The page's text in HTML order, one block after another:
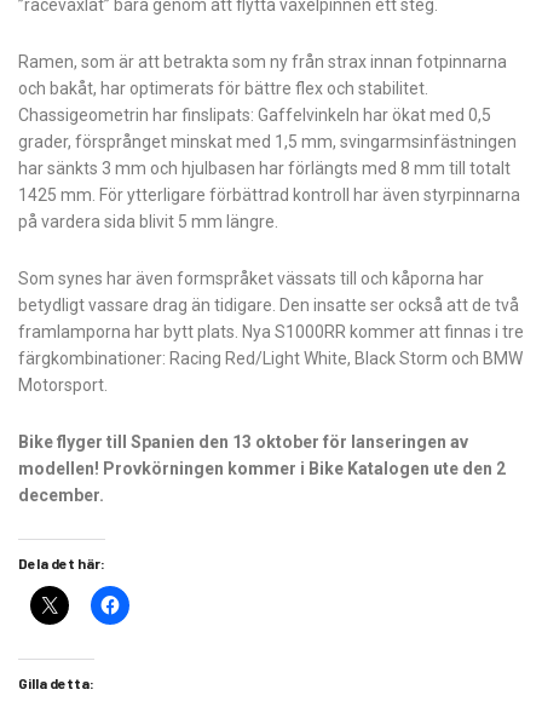
”raceväxlat” bara genom att flytta växelpinnen ett steg.
Ramen, som är att betrakta som ny från strax innan fotpinnarna
och bakåt, har optimerats för bättre flex och stabilitet.
Chassigeometrin har finslipats: Gaffelvinkeln har ökat med 0,5
grader, försprånget minskat med 1,5 mm, svingarmsinfästningen
har sänkts 3 mm och hjulbasen har förlängts med 8 mm till totalt
1425 mm. För ytterligare förbättrad kontroll har även styrpinnarna
på vardera sida blivit 5 mm längre.
Som synes har även formspråket vässats till och kåporna har
betydligt vassare drag än tidigare. Den insatte ser också att de två
framlamporna har bytt plats. Nya S1000RR kommer att finnas i tre
färgkombinationer: Racing Red/Light White, Black Storm och BMW
Motorsport.
Bike flyger till Spanien den 13 oktober för lanseringen av
modellen! Provkörningen kommer i Bike Katalogen ute den 2
december.
Dela det här:
Gilla detta: